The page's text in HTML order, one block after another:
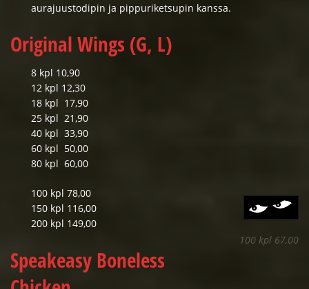
aurajuustodipin ja pippuriketsupin kanssa.
Original Wings (G, L)
8 kpl 10,90
12 kpl 12,30
18 kpl 17,90
25 kpl 21,90
40 kpl 33,90
60 kpl 50,00
80 kpl 60,00
100 kpl 67,00
100 kpl 78,00
150 kpl 116,00
200 kpl 149,00
Speakeasy Boneless